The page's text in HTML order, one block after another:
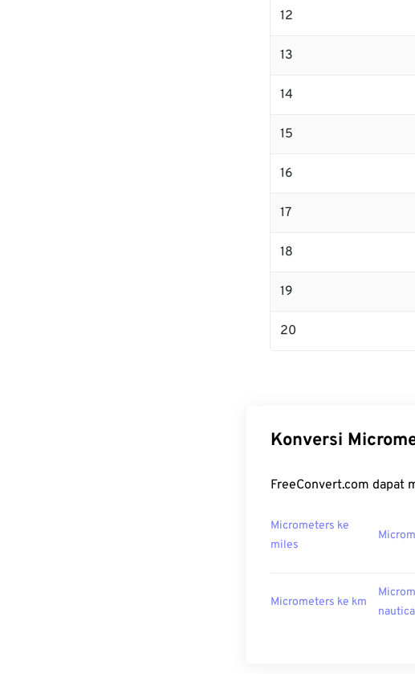
12
13
14
15
16
17
18
19
20
Konversi
FreeConvert.com dapat
Micrometers ke
miles
Micrometers ke km